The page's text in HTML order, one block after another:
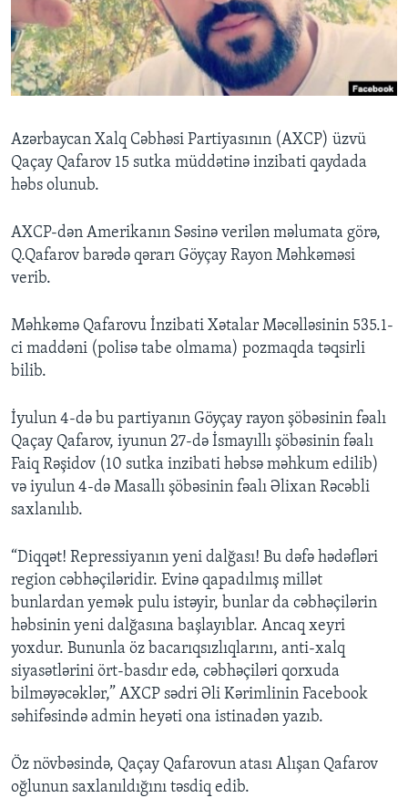
BIZI IZLƏYIN
Dillər
Azərbaycan Xalq Cəbhəsi Partiyasının (AXCP) üzvü
Qaçay Qafarov 15 sutka müddətinə inzibati qaydada
həbs olunub.
AXCP-dən Amerikanın Səsinə verilən məlumata görə,
Q.Qafarov barədə qərarı Göyçay Rayon Məhkəməsi
verib.
Məhkəmə Qafarovu İnzibati Xətalar Məcəlləsinin 535.1-
ci maddəni (polisə tabe olmama) pozmaqda təqsirli
bilib.
İyulun 4-də bu partiyanın Göyçay rayon şöbəsinin fəalı
Qaçay Qafarov, iyunun 27-də İsmayıllı şöbəsinin fəalı
Faiq Rəşidov (10 sutka inzibati həbsə məhkum edilib)
və iyulun 4-də Masallı şöbəsinin fəalı Əlixan Rəcəbli
saxlanılıb.
“Diqqət! Repressiyanın yeni dalğası! Bu dəfə hədəfləri
region cəbhəçiləridir. Evinə qapadılmış millət
bunlardan yemək pulu istəyir, bunlar da cəbhəçilərin
həbsinin yeni dalğasına başlayıblar. Ancaq xeyri
yoxdur. Bununla öz bacarıqsızlıqlarını, anti-xalq
siyasətlərini ört-basdır edə, cəbhəçiləri qorxuda
bilməyəcəklər,” AXCP sədri Əli Kərimlinin Facebook
səhifəsində admin heyəti ona istinadən yazıb.
Öz növbəsində, Qaçay Qafarovun atası Alışan Qafarov
oğlunun saxlanıldığını təsdiq edib.